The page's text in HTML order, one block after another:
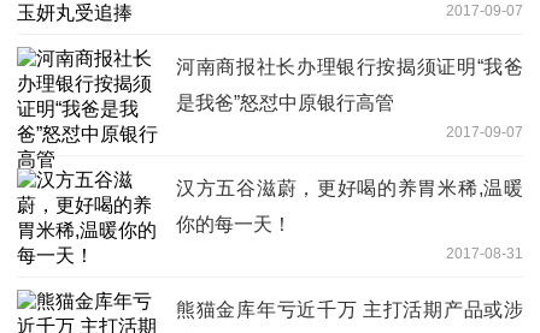
2017-09-07
河南商报社长办理银行按揭须证明“我爸
是我爸”怒怼中原银行高管
2017-09-07
汉方五谷滋蔚，更好喝的养胃米稀,温暖
你的每一天！
2017-08-31
熊猫金库年亏近千万 主打活期产品或涉